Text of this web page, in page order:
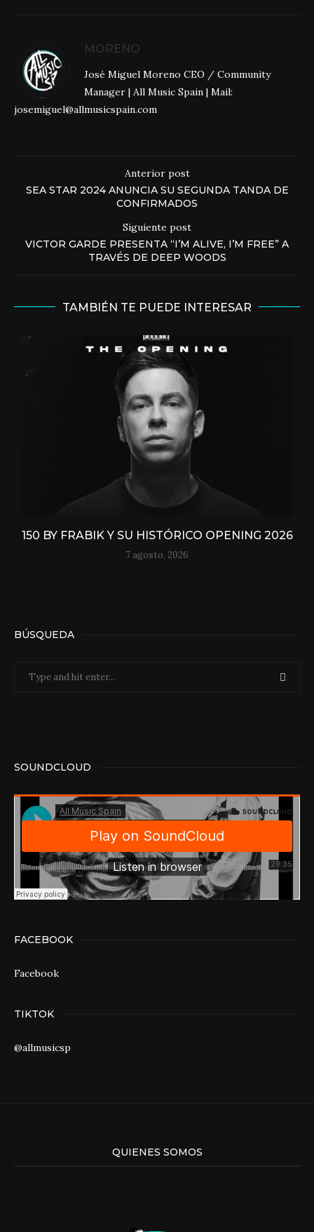
MORENO
José Miguel Moreno CEO / Community
Manager | All Music Spain | Mail:
josemiguel@allmusicspain.com
Anterior post
SEA STAR 2024 ANUNCIA SU SEGUNDA TANDA DE
CONFIRMADOS
Siguiente post
VICTOR GARDE PRESENTA “I’M ALIVE, I’M FREE” A
TRAVÉS DE DEEP WOODS
TAMBIÉN TE PUEDE INTERESAR
150 BY FRABIK Y SU HISTÓRICO OPENING 2026
7 agosto, 2026
BÚSQUEDA
SOUNDCLOUD
FACEBOOK
Facebook
TIKTOK
@allmusicsp
QUIENES SOMOS